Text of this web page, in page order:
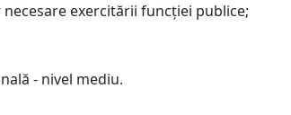
exercitării funcţiei publice;
- nivel mediu.